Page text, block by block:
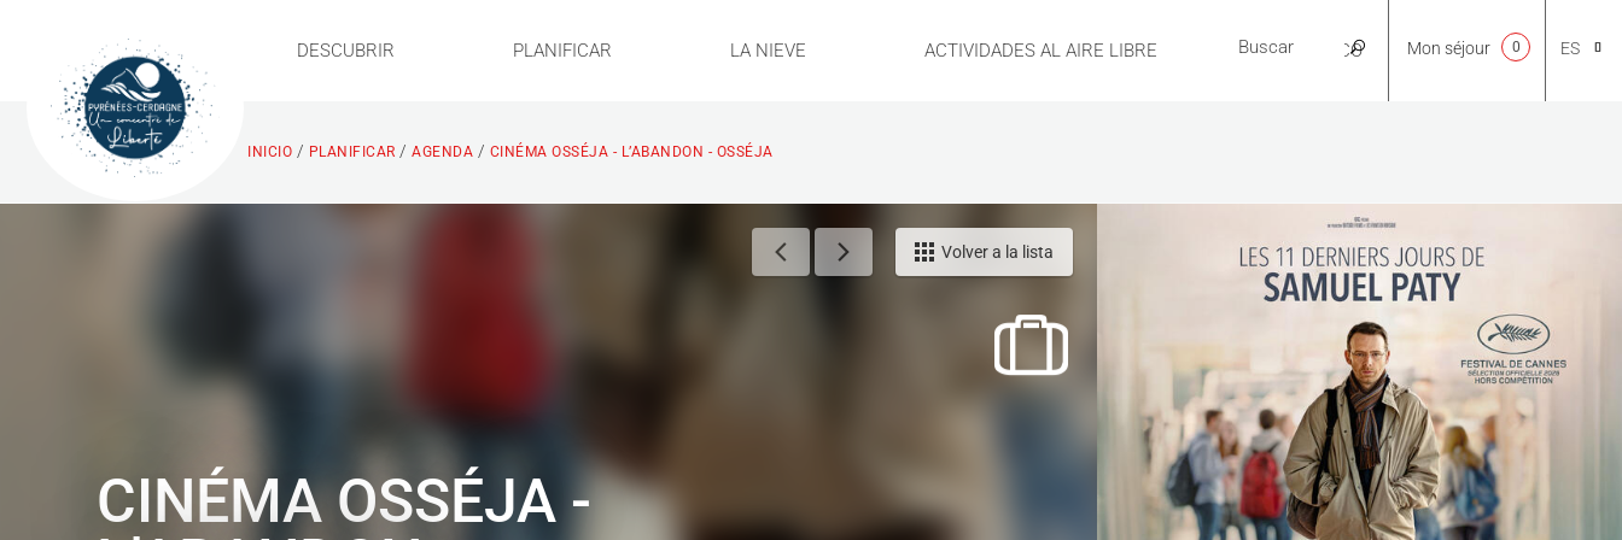
DESCUBRIR PLANIFICAR LA NIEVE ACTIVIDADES AL AIRE LIBRE PRÁCTICO ES
Mon séjour 0
INICIO / PLANIFICAR / AGENDA / CINÉMA OSSÉJA - L’ABANDON - OSSÉJA
Volver a la lista
CINÉMA OSSÉJA -